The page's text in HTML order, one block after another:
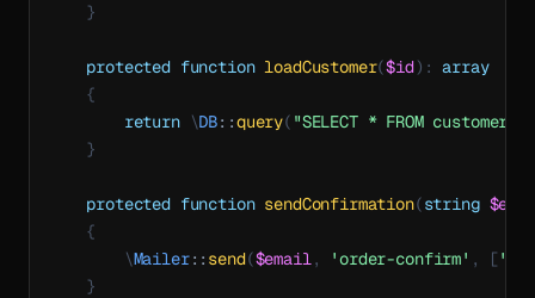
}
protected function loadCustomer($id) : array
{
return \DB::query( "SELECT * FROM customers
}
protected function sendConfirmation(string
{
\Mailer:: send($email, 'order-confirm' , [
}